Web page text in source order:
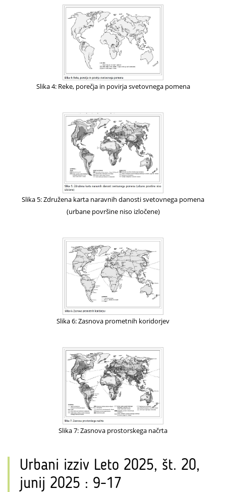
Slika 4: Reke, porečja in povirja svetovnega pomena
Slika 5: Združena karta naravnih danosti svetovnega pomena
(urbane površine niso izločene)
Slika 6: Zasnova prometnih koridorjev
Slika 7: Zasnova prostorskega načrta
Urbani izziv Leto 2025, št. 20,
junij 2025 : 9-17